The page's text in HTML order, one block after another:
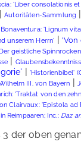
'Liber consolationis
|Autoritäten-Sammlung |
Bonaventura: 'Lignum
unserem Herrn' | 'Von
geistliche
|
|'Historienbibel'
III. von Bayern |
'Traktat von den
Clairvaux: 'Epistola ad
Reimpaaren; Inc.: Daz
3 der oben